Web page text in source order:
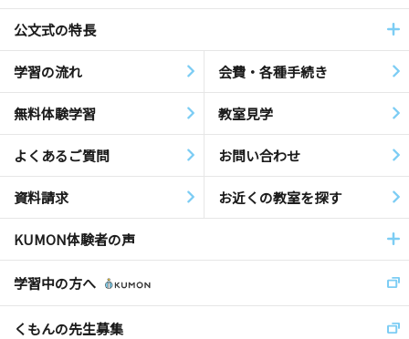
公文式の特長
学習の流れ 会費・各種手続き
無料体験学習 教室見学
よくあるご質問 お問い合わせ
資料請求 お近くの教室を探す
KUMON体験者の声
学習中の方へ
くもんの先生募集